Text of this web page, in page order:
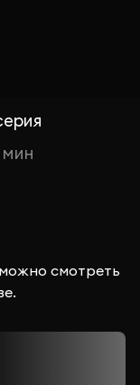
мин
смотреть